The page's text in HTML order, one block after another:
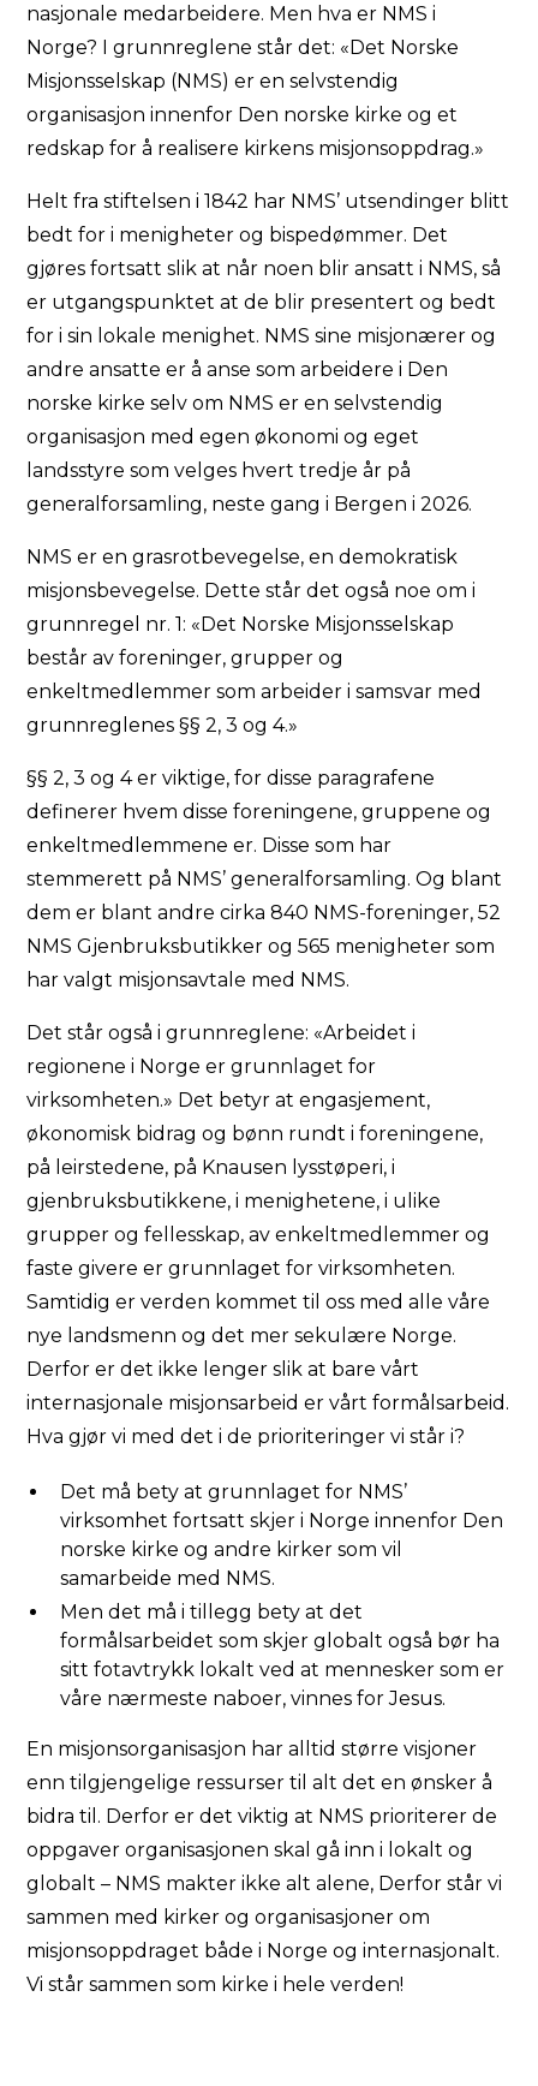
nasjonale medarbeidere. Men hva er NMS i
Norge? I grunnreglene står det: «Det Norske
Misjonsselskap (NMS) er en selvstendig
organisasjon innenfor Den norske kirke og et
redskap for å realisere kirkens misjonsoppdrag.»
Helt fra stiftelsen i 1842 har NMS’ utsendinger blitt
bedt for i menigheter og bispedømmer. Det
gjøres fortsatt slik at når noen blir ansatt i NMS, så
er utgangspunktet at de blir presentert og bedt
for i sin lokale menighet. NMS sine misjonærer og
andre ansatte er å anse som arbeidere i Den
norske kirke selv om NMS er en selvstendig
organisasjon med egen økonomi og eget
landsstyre som velges hvert tredje år på
generalforsamling, neste gang i Bergen i 2026.
NMS er en grasrotbevegelse, en demokratisk
misjonsbevegelse. Dette står det også noe om i
grunnregel nr. 1: «Det Norske Misjonsselskap
består av foreninger, grupper og
enkeltmedlemmer som arbeider i samsvar med
grunnreglenes §§ 2, 3 og 4.»
§§ 2, 3 og 4 er viktige, for disse paragrafene
definerer hvem disse foreningene, gruppene og
enkeltmedlemmene er. Disse som har
stemmerett på NMS’ generalforsamling. Og blant
dem er blant andre cirka 840 NMS-foreninger, 52
NMS Gjenbruksbutikker og 565 menigheter som
har valgt misjonsavtale med NMS.
Det står også i grunnreglene: «Arbeidet i
regionene i Norge er grunnlaget for
virksomheten.» Det betyr at engasjement,
økonomisk bidrag og bønn rundt i foreningene,
på leirstedene, på Knausen lysstøperi, i
gjenbruksbutikkene, i menighetene, i ulike
grupper og fellesskap, av enkeltmedlemmer og
faste givere er grunnlaget for virksomheten.
Samtidig er verden kommet til oss med alle våre
nye landsmenn og det mer sekulære Norge.
Derfor er det ikke lenger slik at bare vårt
internasjonale misjonsarbeid er vårt formålsarbeid.
Hva gjør vi med det i de prioriteringer vi står i?
Det må bety at grunnlaget for NMS’
virksomhet fortsatt skjer i Norge innenfor Den
norske kirke og andre kirker som vil
samarbeide med NMS.
Men det må i tillegg bety at det
formålsarbeidet som skjer globalt også bør ha
sitt fotavtrykk lokalt ved at mennesker som er
våre nærmeste naboer, vinnes for Jesus.
En misjonsorganisasjon har alltid større visjoner
enn tilgjengelige ressurser til alt det en ønsker å
bidra til. Derfor er det viktig at NMS prioriterer de
oppgaver organisasjonen skal gå inn i lokalt og
globalt – NMS makter ikke alt alene, Derfor står vi
sammen med kirker og organisasjoner om
misjonsoppdraget både i Norge og internasjonalt.
Vi står sammen som kirke i hele verden!